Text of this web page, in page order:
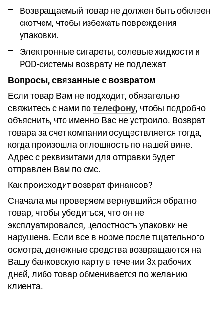
Возвращаемый товар не должен быть обклеен
скотчем, чтобы избежать повреждения
упаковки.
Электронные сигареты, солевые жидкости и
POD-системы возврату не подлежат
Вопросы, связанные с возвратом
Если товар Вам не подходит, обязательно
свяжитесь с нами потелефону, чтобы подробно
объяснить, что именно Вас не устроило. Возврат
товара за счет компании осуществляется тогда,
когда произошла оплошность по нашей вине.
Адрес с реквизитами для отправки будет
отправлен Вам по смс.
Как происходит возврат финансов?
Сначала мы проверяем вернувшийся обратно
товар, чтобы убедиться, что он не
эксплуатировался, целостность упаковки не
нарушена. Если все в норме после тщательного
осмотра, денежные средства возвращаются на
Вашу банковскую карту в течении 3х рабочих
дней, либо товар обменивается по желанию
клиента.